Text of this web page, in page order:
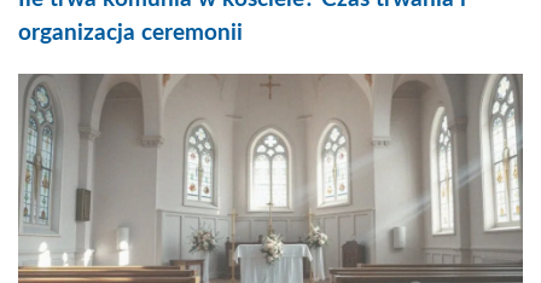
organizacja ceremonii